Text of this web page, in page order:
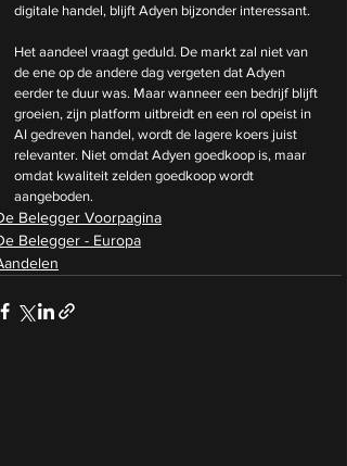
digitale handel, blijft Adyen bijzonder interessant.
Het aandeel vraagt geduld. De markt zal niet van
de ene op de andere dag vergeten dat Adyen
eerder te duur was. Maar wanneer een bedrijf blijft
groeien, zijn platform uitbreidt en een rol opeist in
AI gedreven handel, wordt de lagere koers juist
relevanter. Niet omdat Adyen goedkoop is, maar
omdat kwaliteit zelden goedkoop wordt
aangeboden.
Belegger Voorpagina
Belegger - Europa